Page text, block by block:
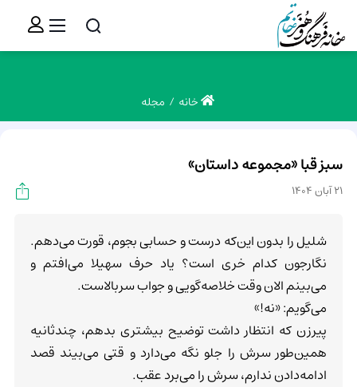
خانه مجله
سبز قبا «مجموعه داستان»
21 آبان 1404
شلیل را بدون این‌که درست و حسابی بجوم، قورت می‌دهم.
نگارجون کدام خری است؟ یاد حرف سهیلا می‌افتم و
می‌بینم الان وقت خلاصه‌گویی و جواب سربالاست.
می‌گویم: «نه!»
پیرزن که انتظار داشت توضیح بیشتری بدهم، چندثانیه
همین‌طور سرش را جلو نگه می‌دارد و قتی می‌بیند قصد
ادامه‌دادن ندارم، سرش را می‌برد عقب.